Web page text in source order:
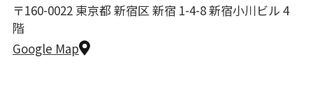
〒160-0022 東京都 新宿区 新宿 1-4-8 新宿小川ビル 4
階
Google Map